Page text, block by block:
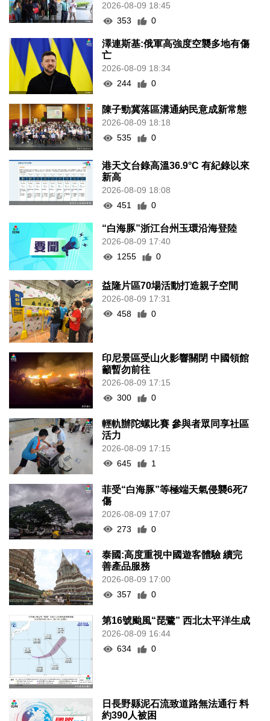
2026-08-09 18:45
353
0
澤連斯基:俄軍高強度空襲多地有傷
亡
2026-08-09 18:34
244
0
陳子勁冀落區溝通納民意成新常態
2026-08-09 18:18
535
0
港天文台錄高溫36.9°C 有紀錄以來
新高
2026-08-09 18:08
451
0
“白海豚”浙江台州玉環沿海登陸
2026-08-09 17:40
1255
0
益隆片區70場活動打造親子空間
2026-08-09 17:31
458
0
印尼景區受山火影響關閉 中國領館
籲暫勿前往
2026-08-09 17:15
300
0
輕軌辦陀螺比賽 參與者眾同享社區
活力
2026-08-09 17:15
645
1
菲受“白海豚”等極端天氣侵襲6死7
傷
2026-08-09 17:07
273
0
泰國:高度重視中國遊客體驗 續完
善產品服務
2026-08-09 17:00
357
0
第16號颱風“琵鷺” 西北太平洋生成
2026-08-09 16:44
634
0
日長野縣泥石流致道路無法通行 料
約390人被困